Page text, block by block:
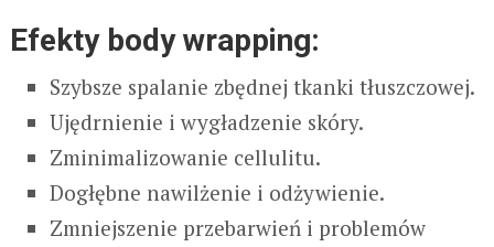
Efekty body wrapping:
Szybsze spalanie zbędnej tkanki tłuszczowej.
Ujędrnienie i wygładzenie skóry.
Zminimalizowanie cellulitu.
Dogłębne nawilżenie i odżywienie.
Zmniejszenie przebarwień i problemów